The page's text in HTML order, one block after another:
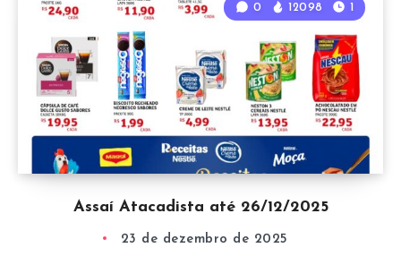
Assaí Atacadista até 26/12/2025
0 12098 1
23 de dezembro de 2025